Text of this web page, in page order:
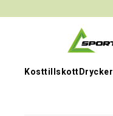
KosttillskottDrycker